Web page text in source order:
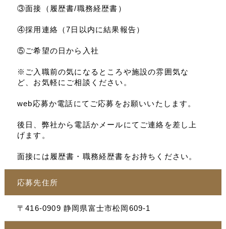
③面接（履歴書/職務経歴書）
④採用連絡（7日以内に結果報告）
⑤ご希望の日から入社
※ご入職前の気になるところや施設の雰囲気な
ど、お気軽にご相談ください。
web応募か電話にてご応募をお願いいたします。
後日、弊社から電話かメールにてご連絡を差し上
げます。
面接には履歴書・職務経歴書をお持ちください。
応募先住所
〒416-0909 静岡県富士市松岡609-1